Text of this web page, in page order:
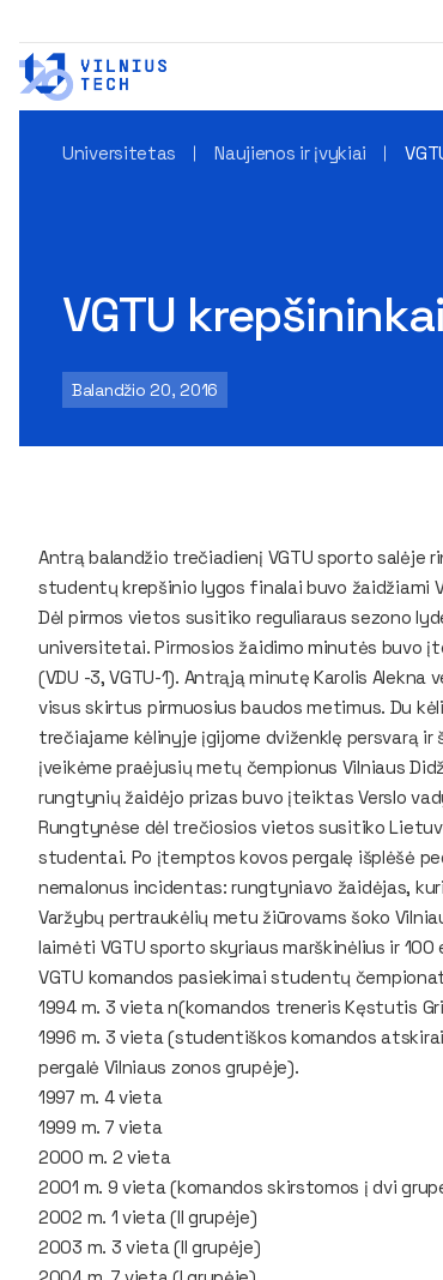
Universitetas Naujienos ir įvykiai
VGTU
Balandžio 20, 2016
Antrą balandžio trečiadienį VGTU sporto salėje
studentų krepšinio lygos finalai buvo žaidžiami
Dėl pirmos vietos susitiko reguliaraus sezono
universitetai. Pirmosios žaidimo minutės buvo
(VDU -3, VGTU-1). Antrąją minutę Karolis
visus skirtus pirmuosius baudos metimus. Du
trečiajame kėlinyje įgijome dviženklę persvarą
įveikėme praėjusių metų čempionus Vilniaus
rungtynių žaidėjo prizas buvo įteiktas Verslo
Rungtynėse dėl trečiosios vietos susitiko
studentai. Po įtemptos kovos pergalę išplėšė
nemalonus incidentas: rungtyniavo žaidėjas,
Varžybų pertraukėlių metu žiūrovams šoko
laimėti VGTU sporto skyriaus marškinėlius ir
VGTU komandos pasiekimai studentų
1994 m. 3 vieta n(komandos treneris Kęstutis
1996 m. 3 vieta (studentiškos komandos
pergalė Vilniaus zonos grupėje).
1997 m. 4 vieta
1999 m. 7 vieta
2000 m. 2 vieta
2001 m. 9 vieta (komandos skirstomos į dvi
2002 m. 1 vieta (II grupėje)
2003 m. 3 vieta (II grupėje)